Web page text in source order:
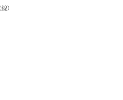
）